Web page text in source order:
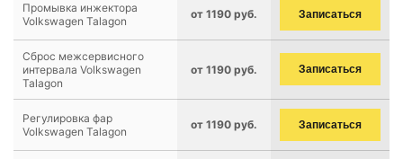
Промывка инжектора
Volkswagen Talagon
от 1190 руб. Записаться
Сброс межсервисного
интервала Volkswagen
Talagon
от 1190 руб. Записаться
Регулировка фар
Volkswagen Talagon
от 1190 руб. Записаться